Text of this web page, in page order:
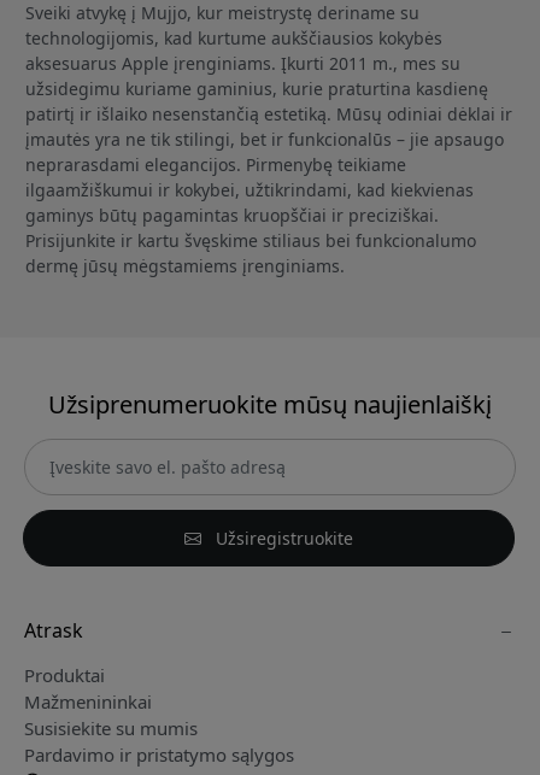
Sveiki atvykę į Mujjo, kur meistrystę deriname su
technologijomis, kad kurtume aukščiausios kokybės
aksesuarus Apple įrenginiams. Įkurti 2011 m., mes su
užsidegimu kuriame gaminius, kurie praturtina kasdienę
patirtį ir išlaiko nesenstančią estetiką. Mūsų odiniai dėklai ir
įmautės yra ne tik stilingi, bet ir funkcionalūs – jie apsaugo
neprarasdami elegancijos. Pirmenybę teikiame
ilgaamžiškumui ir kokybei, užtikrindami, kad kiekvienas
gaminys būtų pagamintas kruopščiai ir preciziškai.
Prisijunkite ir kartu švęskime stiliaus bei funkcionalumo
dermę jūsų mėgstamiems įrenginiams.
Užsiprenumeruokite mūsų naujienlaiškį
Užsiregistruokite
Atrask
Produktai
Mažmenininkai
Susisiekite su mumis
Pardavimo ir pristatymo sąlygos